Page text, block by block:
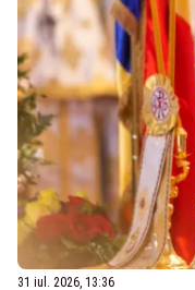
31 iul. 2026, 13:36